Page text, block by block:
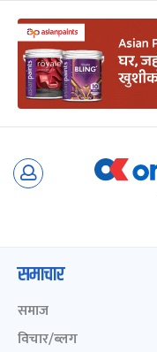
Skip
समाचार
समाज
विचार/ब्लग